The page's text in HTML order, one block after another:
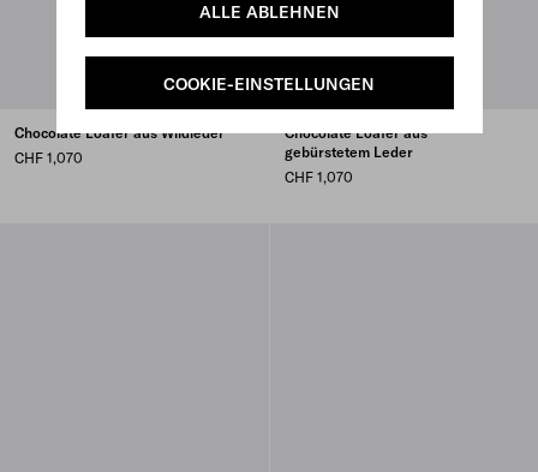
ALLE ABLEHNEN
COOKIE-EINSTELLUNGEN
Chocolate Loafer aus Wildleder
CHF 1,070
Chocolate Loafer aus
gebürstetem Leder
CHF 1,070